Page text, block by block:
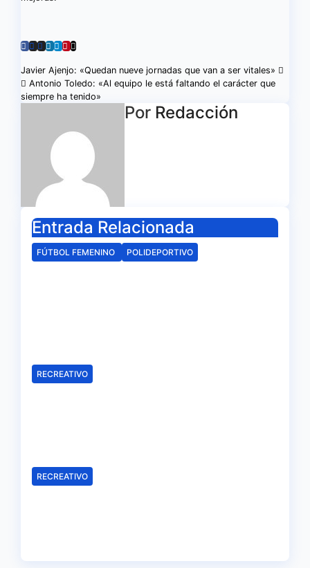
Navegación
de
entradas
Javier Ajenjo: «Quedan nueve jornadas que van a ser vitales»
Antonio Toledo: «Al equipo le está faltando el carácter que
siempre ha tenido»
Por Redacción
Entrada Relacionada
FÚTBOL FEMENINO POLIDEPORTIVO
RECREATIVO
RECREATIVO